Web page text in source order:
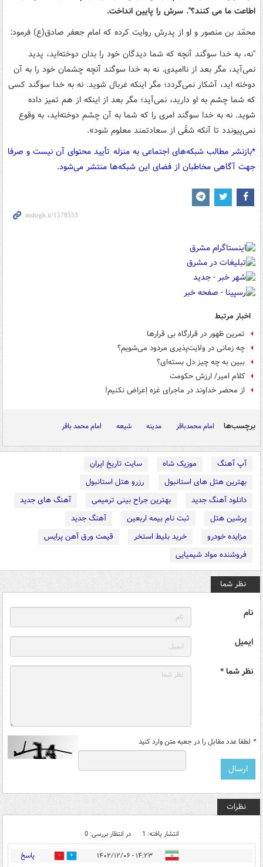
اطاعت ما می کنند؟". سرش را پایین انداخت.
محمّد بن منصور و او از پدرش روایت کرده که امام جعفر صادق(ع) فرمود:
"نه، به خدا سوگند آنچه که شما دیدگان خود را بدان دوخته‌اید، پدید
نمی‌آید، مگر بعد از ناامیدی. نه به خدا سوگند آنچه چشمان خود را به آن
دوخته اید، آشکار نمی‌گردد؛ مگر اینکه غربال شوید. نه به خدا سوگند کسی
که شما چشم به او دارید، نمی‌آید؛ مگر بعد از اینکه از هم تمیز داده
شوید. نه به خدا سوگند امری را که شما به آن چشم دوخته‌اید، به وقوع
نمی‌پیوندد تا آنکه شقّی از سعادتمند معلوم شود».
*بازنشر مطالب شبکه‌های اجتماعی به منزله تأیید محتوای آن نیست و صرفا
جهت آگاهی مخاطبان از فضای این شبکه‌ها منتشر می‌شود.
اخبار مرتبط
تمرین ظهور در قرارگاه بی قرارها
چه زمانی در ولایت‌پذیری مردود می‌شویم؟
ببین به چه چیز دل بسته‌ای؟
کلام امیر/ ارزش حکومت
از محضر خداوند در ماجرای غزه اِعراض نکنیم!
برچسب‌ها امام محمدباقر مدینه شیعه امام محمد باقر
آپ آهنگ موزیک شاه
سایت تاریخ ایران
بهترین هتل های استانبول
رزرو هتل استانبول
دانلود آهنگ جدید
بهترین جراح بینی ترمیمی
آهنگ های جدید
پرشین هتل
ثبت نام بیمه اربعین
آهنگ جدید
مزایده خودرو
خرید بلیط استخر
قیمت ورق آهن پرایس
فروشنده مواد شیمیایی
نظر شما
نام
ایمیل
نظر شما *
* لطفا عدد مقابل را در جعبه متن وارد کنید
نظرات
انتشار یافته: 1 در انتظار بررسی: 0
۱۴:۲۳ - ۱۴۰۲/۱۲/۰۶ 0 پاسخ